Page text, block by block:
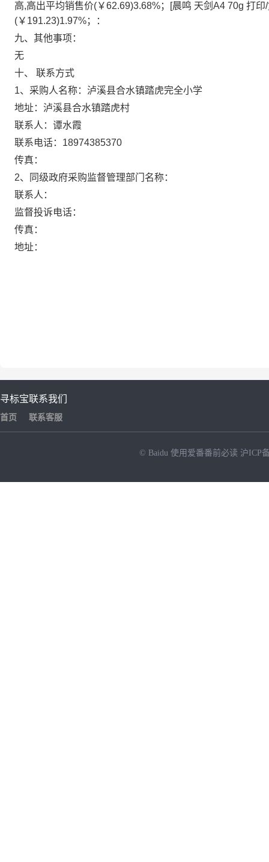
高,高出平均销售价(￥62.69)3.68%；[晨鸣 天剑A4 70g 打
(￥191.23)1.97%；
：
九、其他事项：
无
十、 联系方式
1、采购人名称： 泸溪县合水镇踏虎完全小学
地址： 泸溪县合水镇踏虎村
联系人： 谭水霞
联系电话： 18974385370
传真：
2、同级政府采购监督管理部门名称：
联系人：
监督投诉电话：
传真：
地址：
寻标宝
首页
联系我们
联系客服
© Baidu 使用爱番番前必读 沪ICP